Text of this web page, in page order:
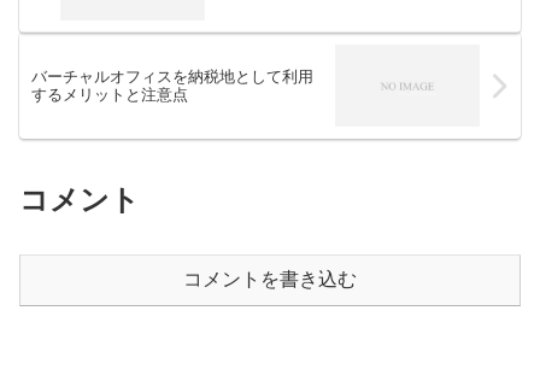
バーチャルオフィスを納税地として利用
するメリットと注意点
コメント
コメントを書き込む